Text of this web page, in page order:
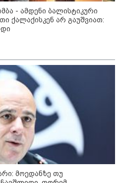
კატეგორიები
- ამდენი ბალისტიკური
ქალაქისკენ არ გაუშვიათ:
მოედანზე თუ